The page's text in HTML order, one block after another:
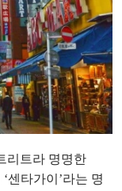
리트라 명명한
센타가이’라는 명